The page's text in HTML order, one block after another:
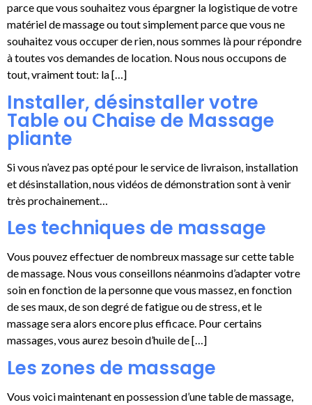
parce que vous souhaitez vous épargner la logistique de votre
matériel de massage ou tout simplement parce que vous ne
souhaitez vous occuper de rien, nous sommes là pour répondre
à toutes vos demandes de location. Nous nous occupons de
tout, vraiment tout: la […]
Installer, désinstaller votre
Table ou Chaise de Massage
pliante
Si vous n’avez pas opté pour le service de livraison, installation
et désinstallation, nous vidéos de démonstration sont à venir
très prochainement…
Les techniques de massage
Vous pouvez effectuer de nombreux massage sur cette table
de massage. Nous vous conseillons néanmoins d’adapter votre
soin en fonction de la personne que vous massez, en fonction
de ses maux, de son degré de fatigue ou de stress, et le
massage sera alors encore plus efficace. Pour certains
massages, vous aurez besoin d’huile de […]
Les zones de massage
Vous voici maintenant en possession d’une table de massage,